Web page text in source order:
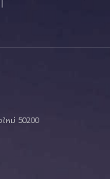
หม่ 50200